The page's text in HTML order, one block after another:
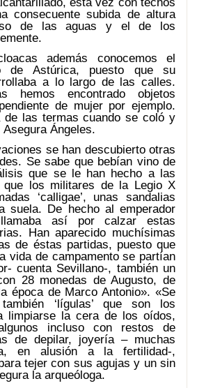
consecuente subida de altura
de las aguas y el de los
además conocemos el
de Astúrica, puesto que su
a lo largo de las calles.
hemos encontrado objetos
de mujer por ejemplo.
de las termas cuando se coló y
Ángeles.
se han descubierto otras
Se sabe que bebían vino de
que se le han hecho a las
que los militares de la Legio X
‘calligae’, unas sandalias
suela. De hecho al emperador
así por calzar estas
Han aparecido muchísimas
de éstas partidas, puesto que
vida de campamento se partían
cuenta Sevillano-, también un
28 monedas de Augusto, de
época de Marco Antonio». «Se
‘lígulas’ que son los
limpiarse la cera de los oídos,
incluso con restos de
de depilar, joyería – muchas
en alusión a la fertilidad-,
tejer con sus agujas y un sin
la arqueóloga.